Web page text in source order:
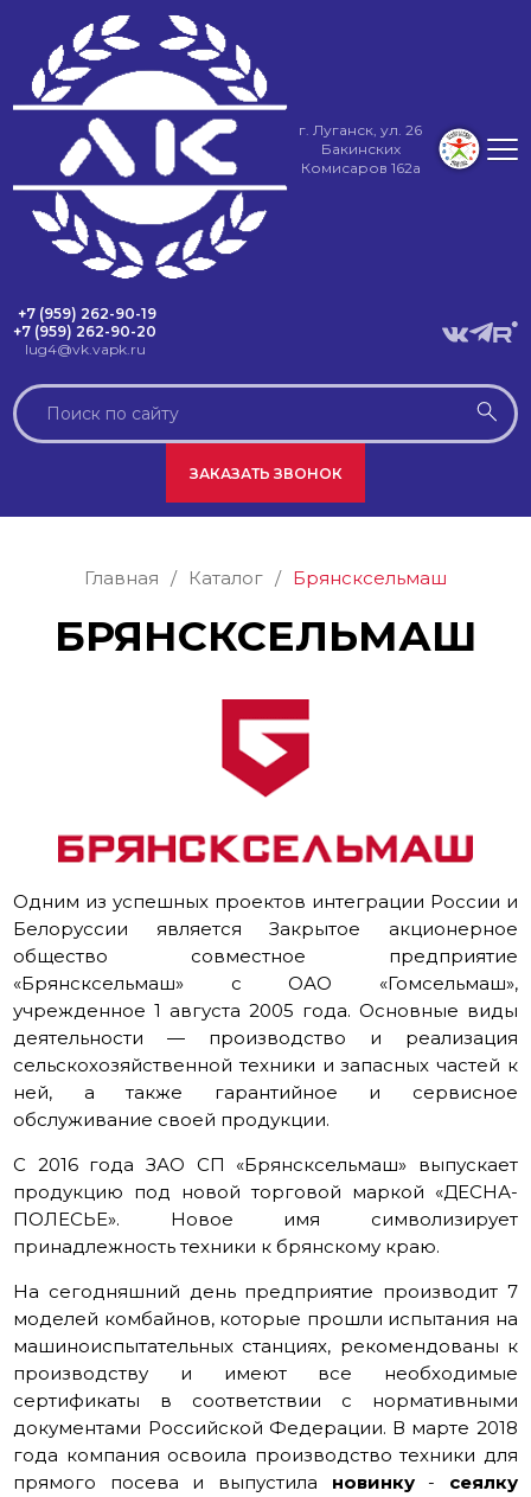
г. Луганск, ул. 26
Бакинских
Комисаров 162а
+7 (959) 262-90-19
+7 (959) 262-90-20
lug4@vk.vapk.ru
ЗАКАЗАТЬ ЗВОНОК
Главная / Каталог / Брянсксельмаш
БРЯНСКСЕЛЬМАШ
Одним из успешных проектов интеграции России и
Белоруссии является Закрытое акционерное
общество совместное предприятие
«Брянсксельмаш» с ОАО «Гомсельмаш»,
учрежденное 1 августа 2005 года. Основные виды
деятельности — производство и реализация
сельскохозяйственной техники и запасных частей к
ней, а также гарантийное и сервисное
обслуживание своей продукции.
С 2016 года ЗАО СП «Брянсксельмаш» выпускает
продукцию под новой торговой маркой «ДЕСНА-
ПОЛЕСЬЕ». Новое имя символизирует
принадлежность техники к брянскому краю.
На сегодняшний день предприятие производит 7
моделей комбайнов, которые прошли испытания на
машиноиспытательных станциях, рекомендованы к
производству и имеют все необходимые
сертификаты в соответствии с нормативными
документами Российской Федерации. В марте 2018
года компания освоила производство техники для
прямого посева и выпустила новинку- сеялку